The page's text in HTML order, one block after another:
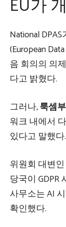
EU가
National
(European
음 회의의 의
다고 밝혔다.
그러나,룩셈
워크 내에서
있다고 말했다.
위원회 대변
당국이
사무소는 AI
확인했다.